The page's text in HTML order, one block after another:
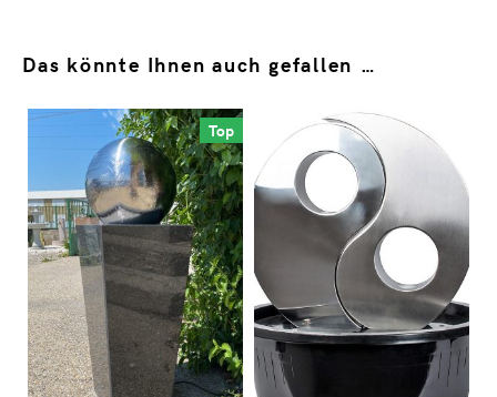
Das könnte Ihnen auch gefallen …
Top